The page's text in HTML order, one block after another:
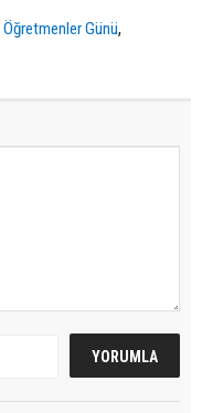
Öğretmenler Günü,